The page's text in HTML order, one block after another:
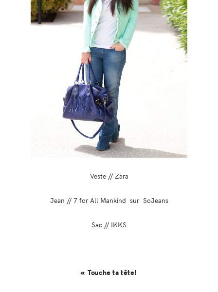
Veste // Zara
Jean // 7 for All Mankind sur SoJeans
Sac // IKKS
« Touche ta tête!